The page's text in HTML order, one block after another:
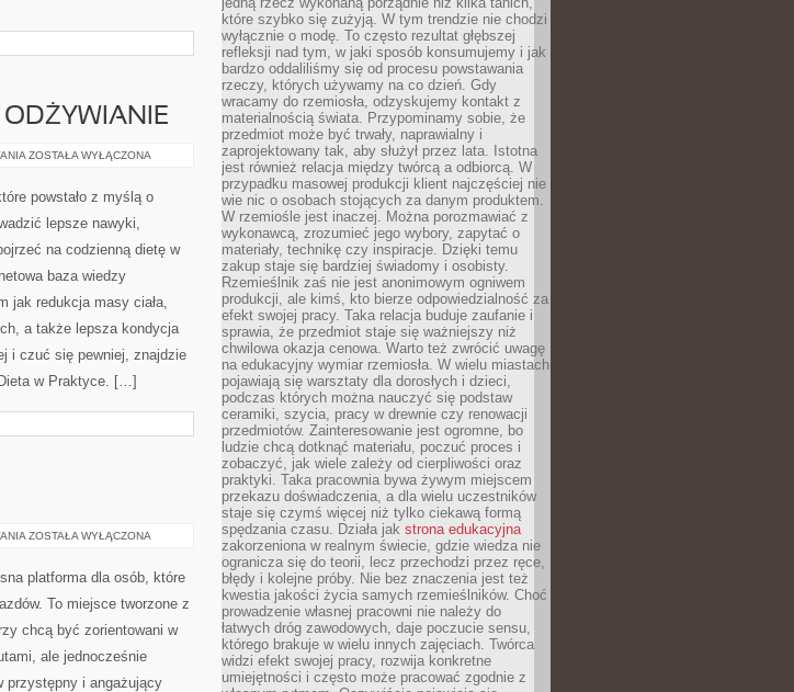
DIETA,
ODŻYWIANIE
ZOSTAŁA WYŁĄCZONA
powstało z myślą o
lepsze nawyki,
na codzienną dietę w
baza wiedzy
jak redukcja masy ciała,
a także lepsza kondycja
i czuć się pewniej, znajdzie
w Praktyce. […]
AZJATYCKIE
ZOSTAŁA WYŁĄCZONA
platforma dla osób, które
To miejsce tworzone z
chcą być zorientowani w
ale jednocześnie
przystępny i angażujący
które szybko się zużyją. W tym trendzie nie chodzi
wyłącznie o modę. To często rezultat głębszej
refleksji nad tym, w jaki sposób konsumujemy i jak
bardzo oddaliliśmy się od procesu powstawania
rzeczy, których używamy na co dzień. Gdy
wracamy do rzemiosła, odzyskujemy kontakt z
materialnością świata. Przypominamy sobie, że
przedmiot może być trwały, naprawialny i
zaprojektowany tak, aby służył przez lata. Istotna
jest również relacja między twórcą a odbiorcą. W
przypadku masowej produkcji klient najczęściej nie
wie nic o osobach stojących za danym produktem.
W rzemiośle jest inaczej. Można porozmawiać z
wykonawcą, zrozumieć jego wybory, zapytać o
materiały, technikę czy inspiracje. Dzięki temu
zakup staje się bardziej świadomy i osobisty.
Rzemieślnik zaś nie jest anonimowym ogniwem
produkcji, ale kimś, kto bierze odpowiedzialność za
efekt swojej pracy. Taka relacja buduje zaufanie i
sprawia, że przedmiot staje się ważniejszy niż
chwilowa okazja cenowa. Warto też zwrócić uwagę
na edukacyjny wymiar rzemiosła. W wielu miastach
pojawiają się warsztaty dla dorosłych i dzieci,
podczas których można nauczyć się podstaw
ceramiki, szycia, pracy w drewnie czy renowacji
przedmiotów. Zainteresowanie jest ogromne, bo
ludzie chcą dotknąć materiału, poczuć proces i
zobaczyć, jak wiele zależy od cierpliwości oraz
praktyki. Taka pracownia bywa żywym miejscem
przekazu doświadczenia, a dla wielu uczestników
staje się czymś więcej niż tylko ciekawą formą
spędzania czasu. Działa jak strona edukacyjna
zakorzeniona w realnym świecie, gdzie wiedza nie
ogranicza się do teorii, lecz przechodzi przez ręce,
błędy i kolejne próby. Nie bez znaczenia jest też
kwestia jakości życia samych rzemieślników. Choć
prowadzenie własnej pracowni nie należy do
łatwych dróg zawodowych, daje poczucie sensu,
którego brakuje w wielu innych zajęciach. Twórca
widzi efekt swojej pracy, rozwija konkretne
umiejętności i często może pracować zgodnie z